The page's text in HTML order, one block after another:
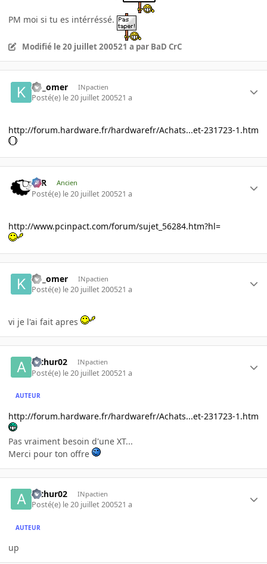
PM moi si tu es intérréssé.
Modifié le 20 juillet 200521 a par BaD CrC
ko_omer INpactien
Posté(e) le 20 juillet 200521 a
http://forum.hardware.fr/hardwarefr/Achats...et-231723-1.htm
KzR Ancien
Posté(e) le 20 juillet 200521 a
http://www.pcinpact.com/forum/sujet_56284.htm?hl=
ko_omer INpactien
Posté(e) le 20 juillet 200521 a
vi je l'ai fait apres
arthur02 INpactien
Posté(e) le 20 juillet 200521 a
AUTEUR
http://forum.hardware.fr/hardwarefr/Achats...et-231723-1.htm
Pas vraiment besoin d'une XT...
Merci pour ton offre
arthur02 INpactien
Posté(e) le 20 juillet 200521 a
AUTEUR
up